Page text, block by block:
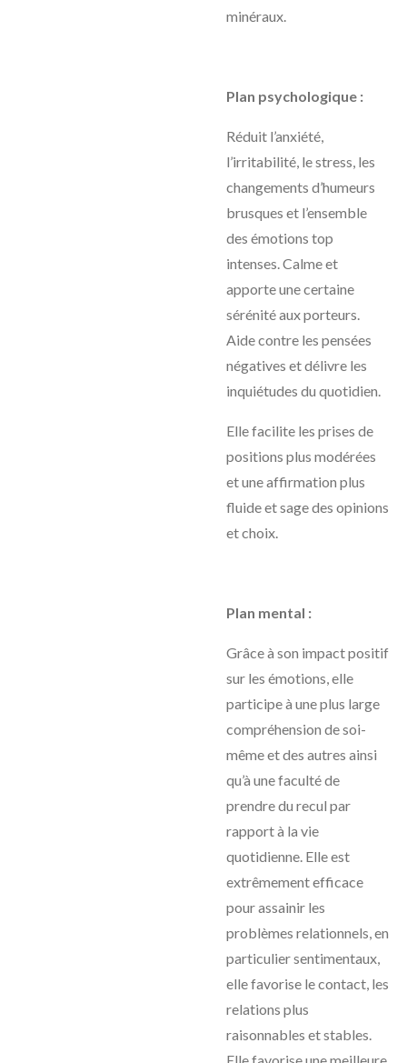
minéraux.
Plan psychologique :
Réduit l’anxiété,
l’irritabilité, le stress, les
changements d’humeurs
brusques et l’ensemble
des émotions top
intenses. Calme et
apporte une certaine
sérénité aux porteurs.
Aide contre les pensées
négatives et délivre les
inquiétudes du quotidien.
Elle facilite les prises de
positions plus modérées
et une affirmation plus
fluide et sage des opinions
et choix.
Plan mental :
Grâce à son impact positif
sur les émotions, elle
participe à une plus large
compréhension de soi-
même et des autres ainsi
qu’à une faculté de
prendre du recul par
rapport à la vie
quotidienne. Elle est
extrêmement efficace
pour assainir les
problèmes relationnels, en
particulier sentimentaux,
elle favorise le contact, les
relations plus
raisonnables et stables.